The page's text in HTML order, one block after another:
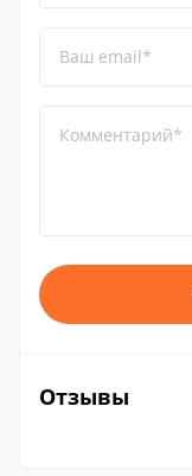
Ваш email*
Комментарий*
Отзывы